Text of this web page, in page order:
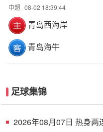
中超 08-02 18:39:44
青岛西海岸
青岛海牛
足球集锦
2026年08月07日 热身两